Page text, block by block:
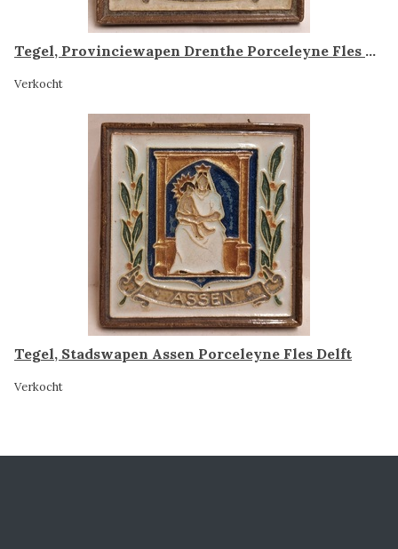
Tegel, Provinciewapen Drenthe Porceleyne Fles Delft
Verkocht
Tegel, Stadswapen Assen Porceleyne Fles Delft
Verkocht